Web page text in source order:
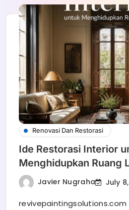
Renovasi Dan Restorasi
Ide Restorasi Interior
Menghidupkan Ruang
Javier Nugraha July
revivepaintingsolutions.com